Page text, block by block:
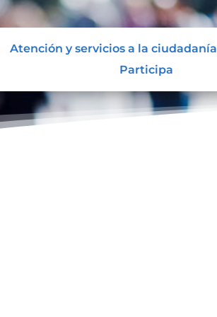
Atención y servicios a la ciudadanía
Participa